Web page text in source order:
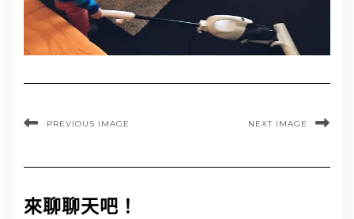
PREVIOUS IMAGE NEXT IMAGE
來聊聊天吧！